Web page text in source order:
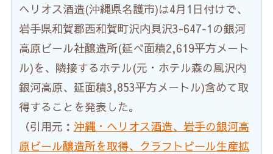
ヘリオス酒造(沖縄県名護市)は4月1日付けで、
岩手県和賀郡西和賀町沢内貝沢3-647-1の銀河
高原ビール社醸造所(延べ面積2,619平方メート
ル)を、隣接するホテル(元・ホテル森の風沢内
銀河高原、延面積3,853平方メートル)含めて取
得することを発表した。
（引用元： 沖縄・ヘリオス酒造、岩手の銀河高
原ビール醸造所を取得、クラフトビール生産拡